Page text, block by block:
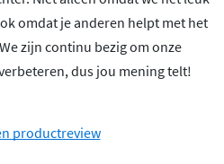
omdat je anderen helpt met het
zijn continu bezig om onze
dus jou mening telt!
productreview